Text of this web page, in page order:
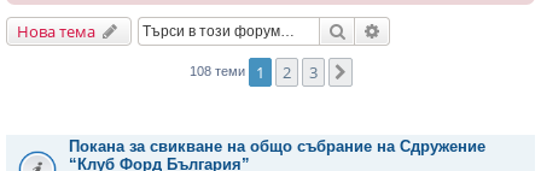
Нова тема Търсене
108 теми 1 2 3
Покана за свикване на общо събрание на Сдружение
“Клуб Форд България”